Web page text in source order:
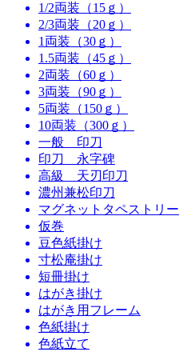
1/2両装（15ｇ）
2/3両装（20ｇ）
1両装（30ｇ）
1.5両装（45ｇ）
2両装（60ｇ）
3両装（90ｇ）
5両装（150ｇ）
10両装（300ｇ）
一般 印刀
印刀 永字碑
高級 天刃印刀
濃州兼松印刀
マグネットタペストリー
仮巻
豆色紙掛け
寸松庵掛け
短冊掛け
はがき掛け
はがき用フレーム
色紙掛け
色紙立て